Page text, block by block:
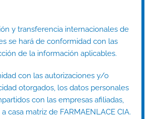
y transferencia internacionales de
se hará de conformidad con las
de la información aplicables.
con las autorizaciones y/o
otorgados, los datos personales
con las empresas afiliadas,
casa matriz de FARMAENLACE CIA.